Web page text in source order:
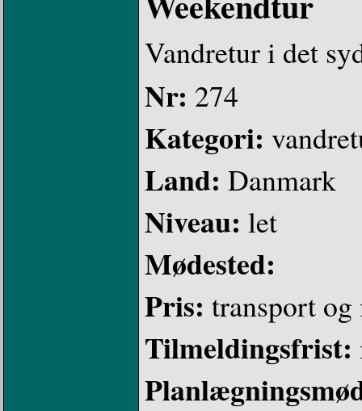
Vandretur i det
Nr: 274
Kategori:
Land: Danmark
Niveau: let
Mødested:
Pris: transport
Tilmeldingsfrist: